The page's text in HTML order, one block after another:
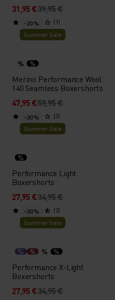
31,95 €39,95 €
(1)
-20 %
Summer Sale
% %
Merino Performance Wool
140 Seamless Boxershorts
47,95 €59,95 €
(3)
-20 %
Summer Sale
%
Performance Light
Boxershorts
27,95 €34,95 €
(2)
-20 %
Summer Sale
% % % %
Performance X-Light
Boxershorts
27,95 €34,95 €